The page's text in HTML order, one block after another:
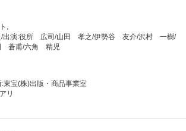
,
出演:役所 広司/山田 孝之/伊勢谷 友介/沢村 一樹/
蒼甫/六角 精児
宝(株)出版・商品事業室
リ